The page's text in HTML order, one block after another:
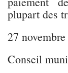
plupart des
27
Conseil